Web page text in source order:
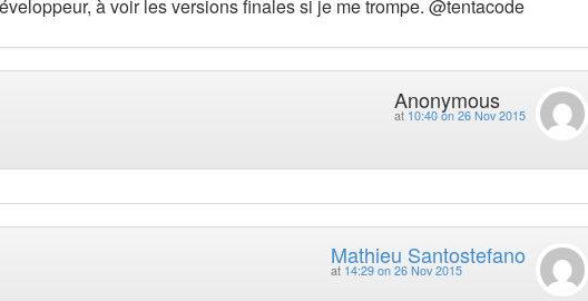
à voir les versions finales si je me trompe. @tentacode
Anonymous
at 10:40 on 26 Nov 2015
Mathieu Santostefano
at 14:29 on 26 Nov 2015